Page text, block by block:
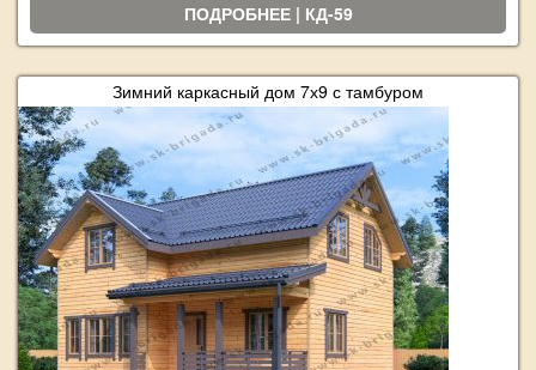
ПОДРОБНЕЕ | КД-59
Зимний каркасный дом 7х9 с тамбуром